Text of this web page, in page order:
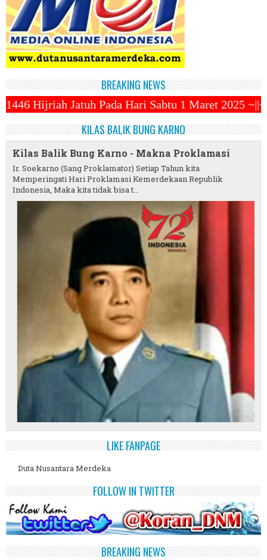
BREAKING NEWS
Hari Sabtu 1 Maret 2025 ~||~ 1 Syawal Jatuh
KILAS BALIK BUNG KARNO
Kilas Balik Bung Karno - Makna Proklamasi
Ir. Soekarno (Sang Proklamator) Setiap Tahun kita
Memperingati Hari Proklamasi Kemerdekaan Republik
Indonesia, Maka kita tidak bisa t...
LIKE FANPAGE
Duta Nusantara Merdeka
FOLLOW IN TWITTER
BREAKING NEWS